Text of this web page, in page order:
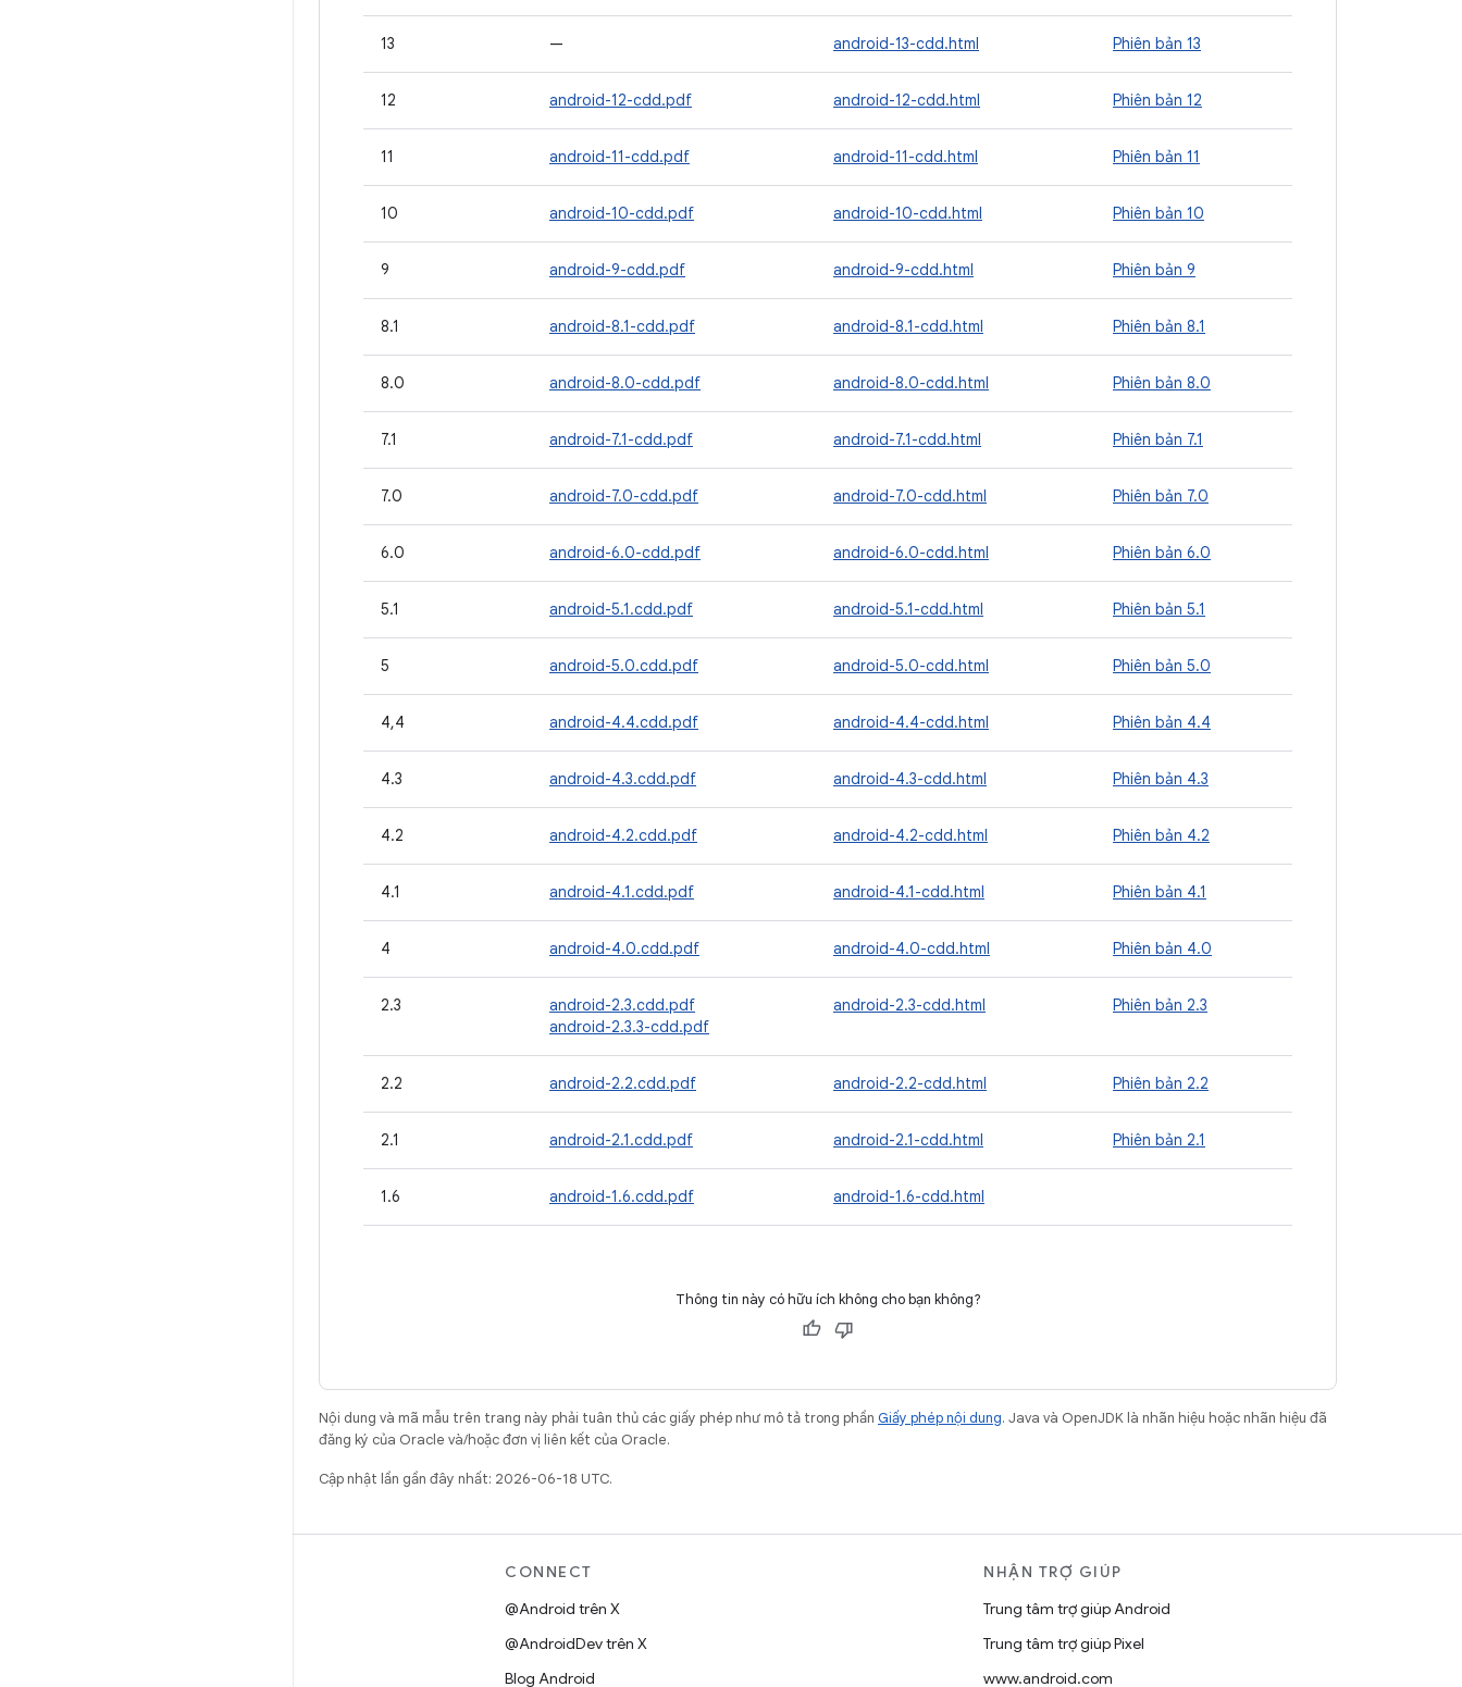
13 — android-13-cdd.html Phiên bản 13
12 android-12-cdd.pdf android-12-cdd.html Phiên bản 12
11 android-11-cdd.pdf android-11-cdd.html Phiên bản 11
10 android-10-cdd.pdf android-10-cdd.html Phiên bản 10
9 android-9-cdd.pdf android-9-cdd.html Phiên bản 9
8.1 android-8.1-cdd.pdf android-8.1-cdd.html Phiên bản 8.1
8.0 android-8.0-cdd.pdf android-8.0-cdd.html Phiên bản 8.0
7.1 android-7.1-cdd.pdf android-7.1-cdd.html Phiên bản 7.1
7.0 android-7.0-cdd.pdf android-7.0-cdd.html Phiên bản 7.0
6.0 android-6.0-cdd.pdf android-6.0-cdd.html Phiên bản 6.0
5.1 android-5.1.cdd.pdf android-5.1-cdd.html Phiên bản 5.1
5 android-5.0.cdd.pdf android-5.0-cdd.html Phiên bản 5.0
4,4 android-4.4.cdd.pdf android-4.4-cdd.html Phiên bản 4.4
4.3 android-4.3.cdd.pdf android-4.3-cdd.html Phiên bản 4.3
4.2 android-4.2.cdd.pdf android-4.2-cdd.html Phiên bản 4.2
4.1 android-4.1.cdd.pdf android-4.1-cdd.html Phiên bản 4.1
4 android-4.0.cdd.pdf android-4.0-cdd.html Phiên bản 4.0
2.3
android-2.3.cdd.pdf
android-2.3.3-cdd.pdf
android-2.3-cdd.html Phiên bản 2.3
2.2 android-2.2.cdd.pdf android-2.2-cdd.html Phiên bản 2.2
2.1 android-2.1.cdd.pdf android-2.1-cdd.html Phiên bản 2.1
1.6 android-1.6.cdd.pdf android-1.6-cdd.html
Thông tin này có hữu ích không cho bạn không?
Nội dung và mã mẫu trên trang này phải tuân thủ các giấy phép như mô tả trong phần Giấy phép nội dung. Java và OpenJDK là nhãn hiệu hoặc nhãn hiệu đã
đăng ký của Oracle và/hoặc đơn vị liên kết của Oracle.
Cập nhật lần gần đây nhất: 2026-06-18 UTC.
CONNECT
@Android trên X
@AndroidDev trên X
Blog Android
NHẬN TRỢ GIÚP
Trung tâm trợ giúp Android
Trung tâm trợ giúp Pixel
www.android.com